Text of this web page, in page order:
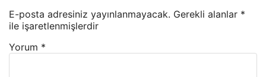
E-posta adresiniz yayınlanmayacak. Gerekli alanlar *
ile işaretlenmişlerdir
Yorum *